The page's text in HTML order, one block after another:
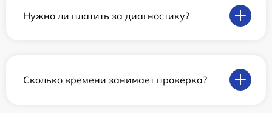
Нужно ли платить за диагностику?
Сколько времени занимает проверка?